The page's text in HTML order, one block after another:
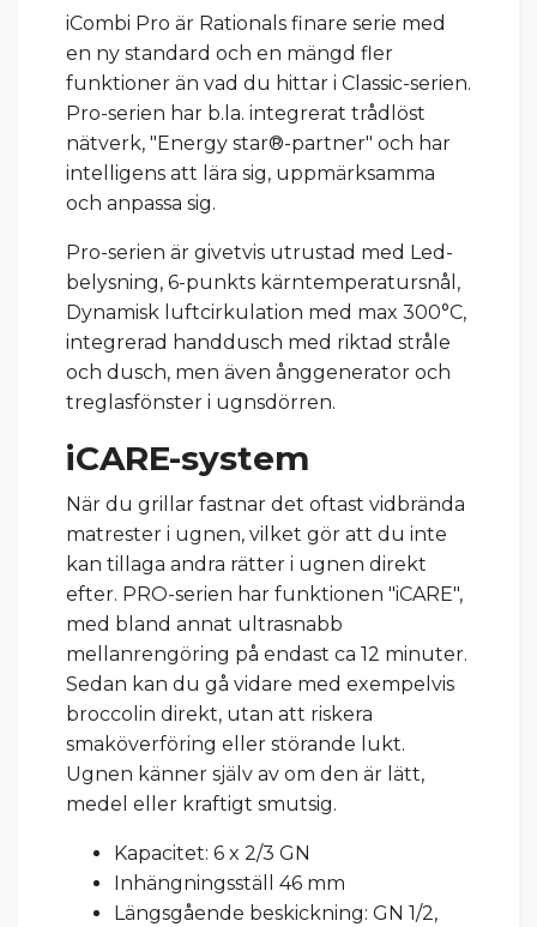
iCombi Pro är Rationals finare serie med
en ny standard och en mängd fler
funktioner än vad du hittar i Classic-serien.
Pro-serien har b.la. integrerat trådlöst
nätverk, "Energy star®-partner" och har
intelligens att lära sig, uppmärksamma
och anpassa sig.
Pro-serien är givetvis utrustad med Led-
belysning, 6-punkts kärntemperatursnål,
Dynamisk luftcirkulation med max 300°C,
integrerad handdusch med riktad stråle
och dusch, men även ånggenerator och
treglasfönster i ugnsdörren.
iCARE-system
När du grillar fastnar det oftast vidbrända
matrester i ugnen, vilket gör att du inte
kan tillaga andra rätter i ugnen direkt
efter. PRO-serien har funktionen "iCARE",
med bland annat ultrasnabb
mellanrengöring på endast ca 12 minuter.
Sedan kan du gå vidare med exempelvis
broccolin direkt, utan att riskera
smaköverföring eller störande lukt.
Ugnen känner själv av om den är lätt,
medel eller kraftigt smutsig.
Kapacitet: 6 x 2/3 GN
Inhängningsställ 46 mm
Längsgående beskickning: GN 1/2,